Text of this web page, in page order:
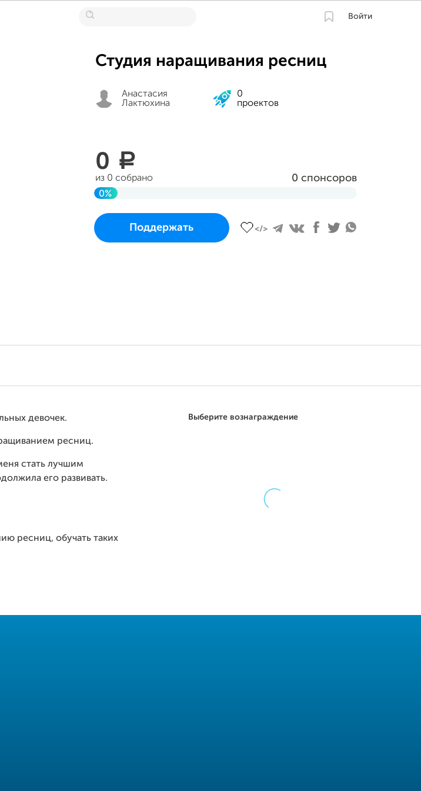
Войти
Студия наращивания ресниц
Анастасия
Лактюхина
0
проектов
0 a
из 0 собрано 0 спонсоров
0%
Проект начался и завершится
в пятницу 18 августа 2023 в 22:52 MSK
Поддержать
Выберите вознаграждение
девочек.
ресниц.
стать лучшим
его развивать.
ресниц, обучать таких